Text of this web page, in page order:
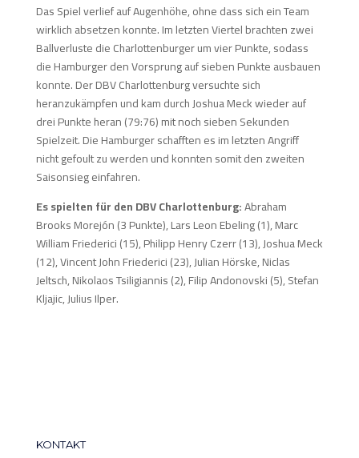
Das Spiel verlief auf Augenhöhe, ohne dass sich ein Team
wirklich absetzen konnte. Im letzten Viertel brachten zwei
Ballverluste die Charlottenburger um vier Punkte, sodass
die Hamburger den Vorsprung auf sieben Punkte ausbauen
konnte. Der DBV Charlottenburg versuchte sich
heranzukämpfen und kam durch Joshua Meck wieder auf
drei Punkte heran (79:76) mit noch sieben Sekunden
Spielzeit. Die Hamburger schafften es im letzten Angriff
nicht gefoult zu werden und konnten somit den zweiten
Saisonsieg einfahren.
Es spielten für den DBV Charlottenburg:Abraham
Brooks Morejón (3 Punkte), Lars Leon Ebeling (1), Marc
William Friederici (15), Philipp Henry Czerr (13), Joshua Meck
(12), Vincent John Friederici (23), Julian Hörske, Niclas
Jeltsch, Nikolaos Tsiligiannis (2), Filip Andonovski (5), Stefan
Kljajic, Julius Ilper.
KONTAKT